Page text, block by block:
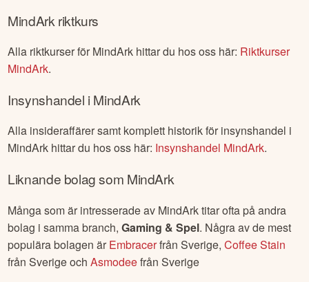
MindArk riktkurs
Alla riktkurser för MindArk hittar du hos oss här: Riktkurser
MindArk.
Insynshandel iMindArk
Alla insideraffärer samt komplett historik för insynshandel i
MindArk hittar du hos oss här: Insynshandel MindArk.
Liknande bolag som MindArk
Många som är intresserade av MindArktitar ofta på andra
bolag i samma branch,Gaming & Spel. Några av de mest
populära bolagen är EmbracerfrånSverige,Coffee Stain
frånSverigeochAsmodeefrånSverige